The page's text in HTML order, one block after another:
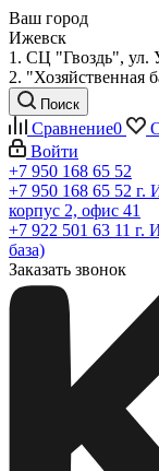
Ваш город
Ижевск
1. СЦ "Гвоздь", ул.
2. "Хозяйственная
Поиск
Сравнение0
Войти
+7 950 168 65 52
+7 950 168 65 52 г.
корпус 2, офис 41
+7 922 501 63 11 г.
база)
Заказать звонок